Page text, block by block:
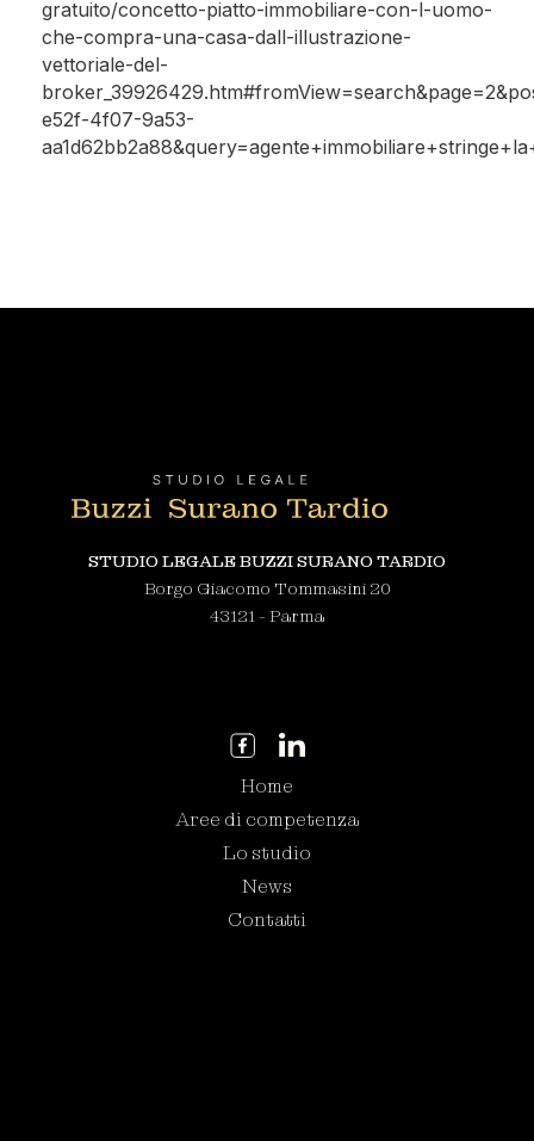
gratuito/concetto-piatto-immobiliare-con-l-uomo-
che-compra-una-casa-dall-illustrazione-
vettoriale-del-
e52f-4f07-9a53-
STUDIO LEGALE BUZZI SURANO TARDIO
Borgo Giacomo Tommasini 20
43121 - Parma
Home
Aree di competenza
Lo studio
News
Contatti